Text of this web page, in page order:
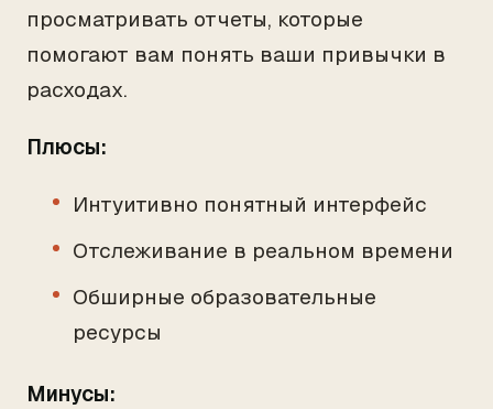
просматривать отчеты, которые
помогают вам понять ваши привычки в
расходах.
Плюсы:
Интуитивно понятный интерфейс
Отслеживание в реальном времени
Обширные образовательные
ресурсы
Минусы: